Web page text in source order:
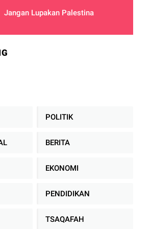
Jangan Lupakan Palestina
POLITIK
BERITA
EKONOMI
PENDIDIKAN
TSAQAFAH